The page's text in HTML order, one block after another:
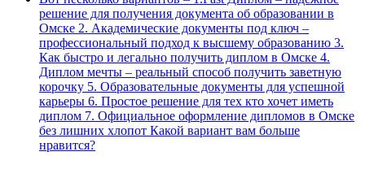
решение для получения документа об образовании в
Омске 2. Академические документы под ключ –
профессиональный подход к высшему образованию 3.
Как быстро и легально получить диплом в Омске 4.
Диплом мечты – реальный способ получить заветную
корочку 5. Образовательные документы для успешной
карьеры 6. Простое решение для тех кто хочет иметь
диплом 7. Официальное оформление дипломов в Омске
без лишних хлопот Какой вариант вам больше
нравится?